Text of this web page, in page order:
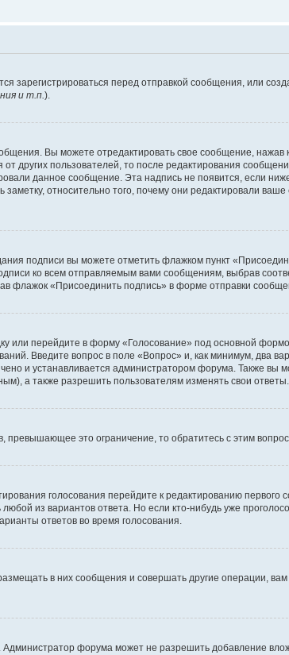
зарегистрироваться перед отправкой сообщения, или
и т.п. ).
Вы можете отредактировать свое сообщение, нажав
других пользователей, то после редактирования
данное сообщение. Эта надпись не появится, если
относительно того, почему они редактировали
подписи вы можете отметить флажком пункт
ко всем отправляемым вами сообщениям, выбрав
флажок «Присоединить подпись» в форме отправки
или перейдите в форму «Голосование» под основной
Введите вопрос в поле «Вопрос» и, как минимум, два
и устанавливается администратором форума. Также вы
а также разрешить пользователям изменять свои ответы.
это ограничение, то обратитесь с этим
голосования перейдите к редактированию первого
из вариантов ответа. Но если кто-нибудь уже
ответов во время голосования.
в них сообщения и совершать другие операции, вам
форума может не разрешить добавление